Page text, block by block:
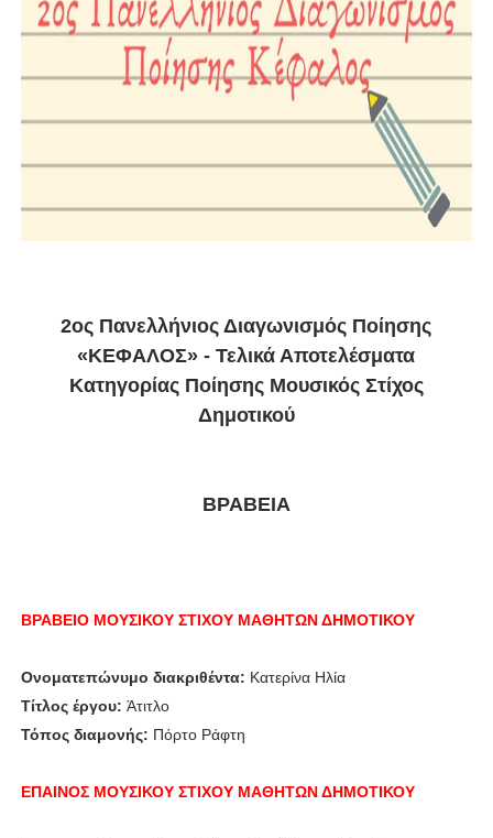
2ος Πανελλήνιος Διαγωνισμός Ποίησης
«ΚΕΦΑΛΟΣ» - Τελικά Αποτελέσματα
Κατηγορίας Ποίησης Μουσικός Στίχος
Δημοτικού
ΒΡΑΒΕΙΑ
ΒΡΑΒΕΙΟ ΜΟΥΣΙΚΟΥ ΣΤΙΧΟΥ ΜΑΘΗΤΩΝ ΔΗΜΟΤΙΚΟΥ
Ονοματεπώνυμο διακριθέντα: Κατερίνα Ηλία
Τίτλος έργου: Άτιτλο
Τόπος διαμονής: Πόρτο Ράφτη
ΕΠΑΙΝΟΣ ΜΟΥΣΙΚΟΥ ΣΤΙΧΟΥ ΜΑΘΗΤΩΝ ΔΗΜΟΤΙΚΟΥ